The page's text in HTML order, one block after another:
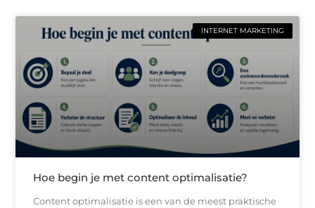
INTERNET MARKETING
Hoe begin je met content optimalisatie?
Content optimalisatie is een van de meest praktische